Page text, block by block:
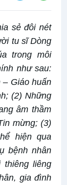
sẻ đôi nét
tu sĩ Dòng
trong môi
như sau:
– Giáo huấn
(2) Những
âm thầm
mừng; (3)
hiện qua
bệnh nhân
liêng
gia đình